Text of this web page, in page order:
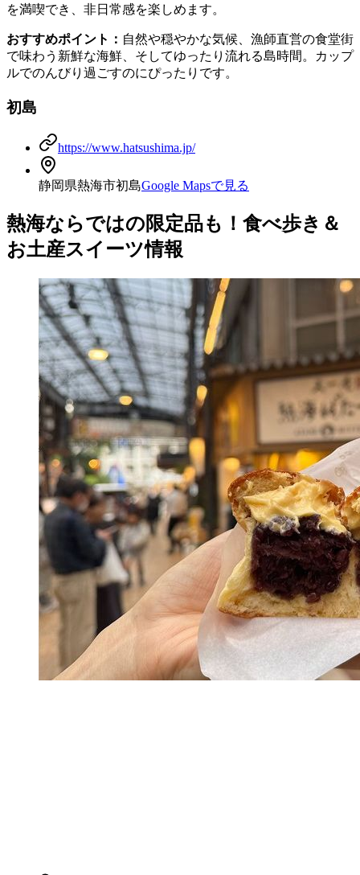
を満喫でき、非日常感を楽しめます。
おすすめポイント： 自然や穏やかな気候、漁師直営の食堂街
で味わう新鮮な海鮮、そしてゆったり流れる島時間。カップ
ルでのんびり過ごすのにぴったりです。
初島
https://www.hatsushima.jp/
静岡県熱海市初島Google Mapsで見る
熱海ならではの限定品も！食べ歩き＆
お土産スイーツ情報